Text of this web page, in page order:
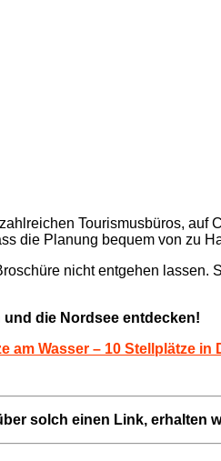
Tourismusbüros, auf
die Planung bequem von zu
nicht entgehen
und die Nordsee entdecken!
am Wasser – 10 Stellplätze in
solch einen Link,